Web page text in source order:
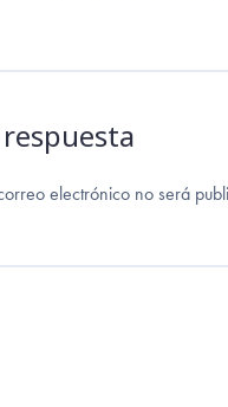
electrónico no será